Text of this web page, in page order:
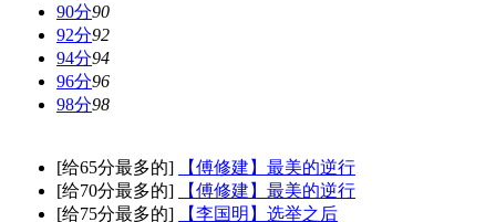
90分90
92分92
94分94
96分96
98分98
[给65分最多的]
【傅修建】最美的逆行
[给70分最多的]
【傅修建】最美的逆行
[给75分最多的]
【李国明】选举之后